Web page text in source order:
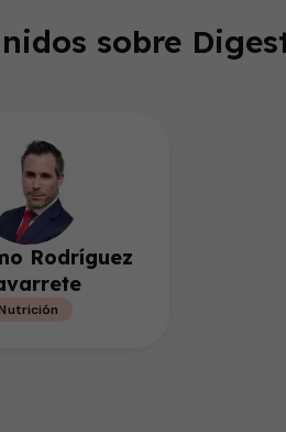
sobre
Rodríguez